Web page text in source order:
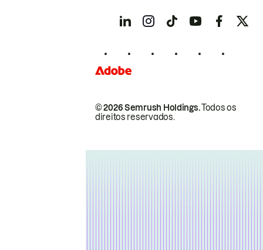
© 2026 Semrush Holdings.Todos os
direitos reservados.